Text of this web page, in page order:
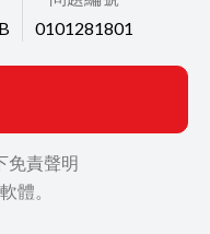
0101281801
免責聲明
體。